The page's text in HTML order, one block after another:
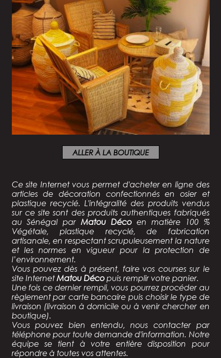
ALLER À LA BOUTIQUE
Ce site Internet vous permet d'acheter en ligne des
articles de décoration confectionnésen osier et
plastique recyclé. L'intégralité des produits vendus
sur ce site sont des produits authentiques fabriqués
au Sénégal parMatou Déco en matière 100 %
Végétale, plastique recyclé, de fabrication
artisanale, en respectant scrupuleusement la nature
et les normes en vigueur pour la protection de
l’environnement.
Vous pouvez dès à présent, faire vos courses sur le
site Internet Matou Décopuis remplir votre panier.
Une fois ce dernier rempli, vous pourrez procéder au
règlement par carte bancaire puis choisir le type de
livraison (livraison à domicile ou à venir chercher en
boutique).
Vous pouvez bien entendu, nous contacter par
téléphone pour toute demande d'information. Notre
équipe se tient à votre entière disposition pour
répondre à toutes vos attentes.